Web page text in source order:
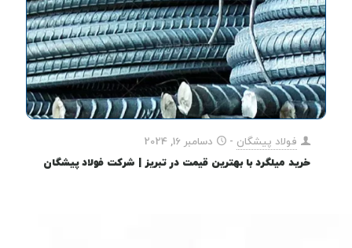
فولاد پیشگان -
دسامبر 16, 2024
خرید میلگرد با بهترین قیمت در تبریز | شرکت فولاد پیشگان